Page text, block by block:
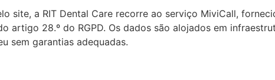
site, a RIT Dental Care recorre ao serviço MiviCall,
artigo 28.º do RGPD. Os dados são alojados em
sem garantias adequadas.